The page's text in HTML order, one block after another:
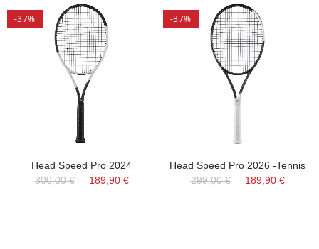
-37%
Head Speed Pro 2024
300,00 €
189,90 €
-37%
Head Speed Pro 2026 -Tennis
299,00 €
189,90 €